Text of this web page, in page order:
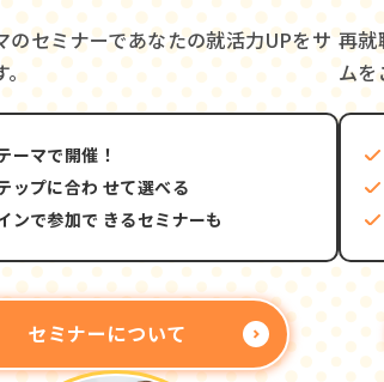
のセミナーであなたの就活力UPをサ
ーマで開催！
ップに合わ せて選べる
ンで参加で きるセミナーも
セミナーについて
再就
ムを